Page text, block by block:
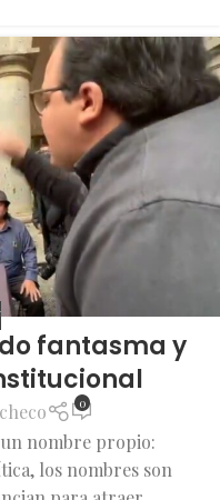
fantasma y
0
nombre propio:
los nombres son